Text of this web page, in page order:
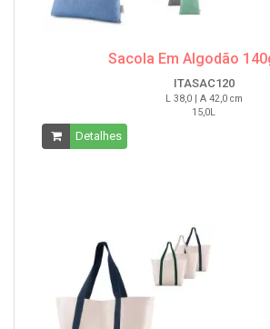
Sacola Em Algodão
ITASAC120
L 38,0 | A 42,0 cm
15,0L
Detalhes